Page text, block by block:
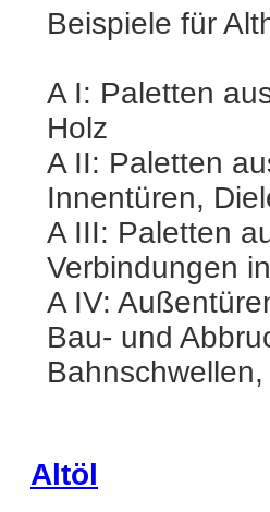
Beispiele für
A I: Paletten
Holz
A II: Paletten
Innentüren,
A III: Paletten
Verbindungen
A IV:
Bau- und
Altöl